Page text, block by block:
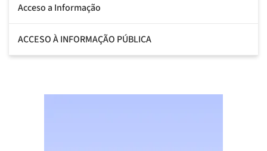
Acceso a Informação
ACCESO À INFORMAÇÃO PÚBLICA